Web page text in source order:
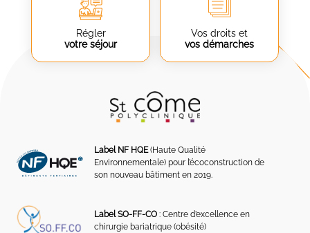
Régler
votre séjour
Vos droits et
vos démarches
Label NF HQE(Haute Qualité
Environnementale) pour l’écoconstruction de
son nouveau bâtiment en 2019.
Label SO-FF-CO : Centre d’excellence en
chirurgie bariatrique (obésité)